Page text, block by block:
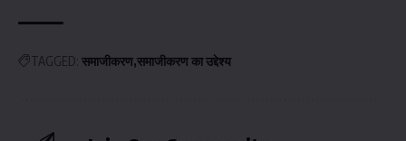
TAGGED: समाजीकरण समाजीकरण का उद्देश्य